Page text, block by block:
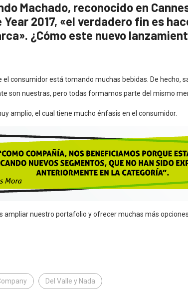
Machado, reconocido en
2017, «el verdadero fin es
¿Cómo este nuevo
el consumidor está tomando muchas bebidas. De hecho,
son nuestras, pero todas formamos parte del mismo
amplio, el cual tiene mucho énfasis en el consumidor.
ampliar nuestro portafolio y ofrecer muchas más
Del Valle y Nada